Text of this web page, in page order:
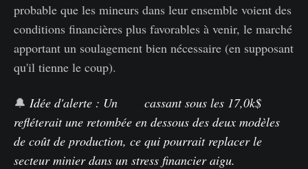
probable que les mineurs dans leur ensemble voient des
conditions financières plus favorables à venir, le marché
apportant un soulagement bien nécessaire (en supposant
qu'il tienne le coup).
🔔 Idée d'alerte : Un
cassant sous les 17,0k$
refléterait une retombée en dessous des deux modèles
de coût de production, ce qui pourrait replacer le
secteur minier dans un stress financier aigu.